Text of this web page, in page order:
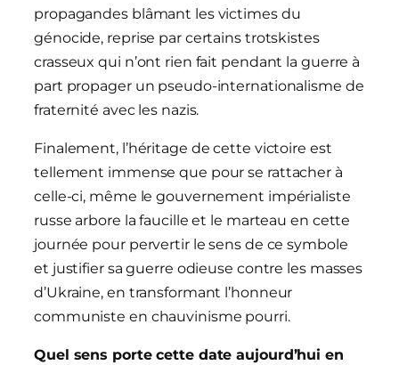
propagandes blâmant les victimes du
génocide, reprise par certains trotskistes
crasseux qui n’ont rien fait pendant la guerre à
part propager un pseudo-internationalisme de
fraternité avec les nazis.
Finalement, l’héritage de cette victoire est
tellement immense que pour se rattacher à
celle-ci, même le gouvernement impérialiste
russe arbore la faucille et le marteau en cette
journée pour pervertir le sens de ce symbole
et justifier sa guerre odieuse contre les masses
d’Ukraine, en transformant l’honneur
communiste en chauvinisme pourri.
Quel sens porte cette date aujourd’hui en